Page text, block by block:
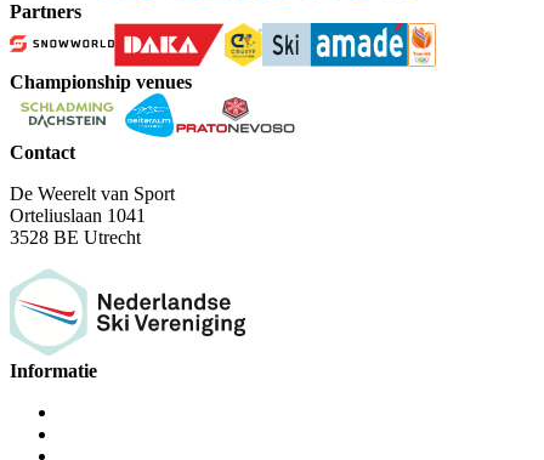
Partners
Championship venues
Contact
De Weerelt van Sport
Orteliuslaan 1041
3528 BE Utrecht
Informatie